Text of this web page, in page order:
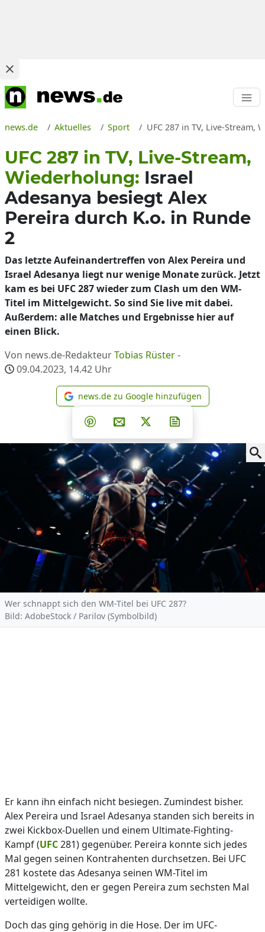
news.de Aktuelles Sport UFC 287 in TV, Live-Stream,
UFC 287 in TV, Live-Stream,
Wiederholung: Israel
Adesanya besiegt Alex
Pereira durch K.o. in Runde
2
Das letzte Aufeinandertreffen von Alex Pereira und
Israel Adesanya liegt nur wenige Monate zurück. Jetzt
kam es bei UFC 287 wieder zum Clash um den WM-
Titel im Mittelgewicht. So sind Sie live mit dabei.
Außerdem: alle Matches und Ergebnisse hier auf
einen Blick.
Von news.de-RedakteurTobias Rüster-
09.04.2023, 14.42 Uhr
news.de zu Google
news.de zu Google hinzufügen
Teilen auf Facebook
Teilen auf Whatsapp
Teilen auf Telegram
Teilen auf Pinterest
Per E-Mail teilen
Post auf X
Wer schnappt sich den WM-Titel bei UFC 287?
Bild: AdobeStock / Parilov (Symbolbild)
Er kann ihn einfach nicht besiegen. Zumindest bisher.
Alex Pereira und Israel Adesanya standen sich bereits in
zwei Kickbox-Duellen und einem Ultimate-Fighting-
Kampf (UFC281) gegenüber. Pereira konnte sich jedes
Mal gegen seinen Kontrahenten durchsetzen. Bei UFC
281 kostete das Adesanya seinen WM-Titel im
Mittelgewicht, den er gegen Pereira zum sechsten Mal
verteidigen wollte.
Doch das ging gehörig in die Hose. Der im UFC-